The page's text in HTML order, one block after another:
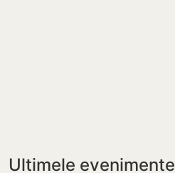
Ultimele evenimente